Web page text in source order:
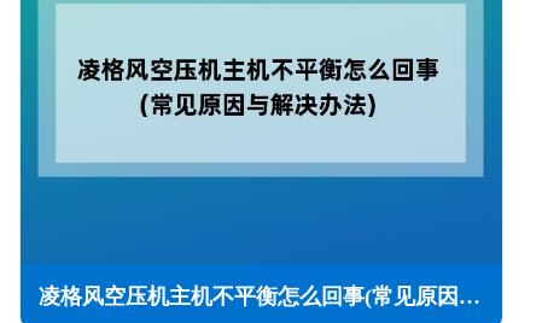
凌格风空压机主机不平衡怎么回事(常见原因与解决办法)